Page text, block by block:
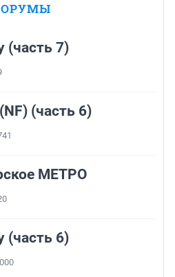
(часть 7)
(часть 6)
МЕТРО
(часть 6)